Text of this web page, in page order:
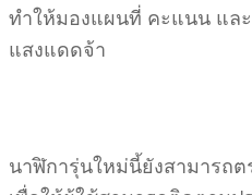
ทำให้มองแผนที่ คะแนน แล
แสงแดดจ้า
นาฬิการุ่นใหม่นี้ยังสามารถ